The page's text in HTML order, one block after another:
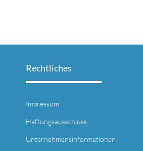
Rechtliches
Impressum
Haftungsausschluss
Unternehmensinformationen